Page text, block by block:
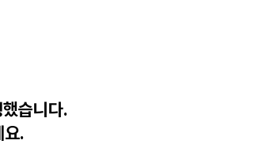
습니다.
요.